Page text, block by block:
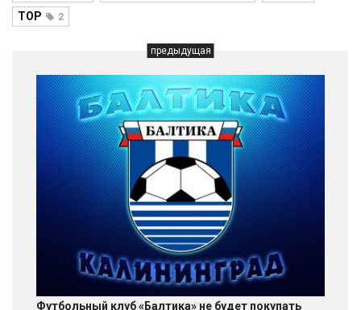
ТОР 2
предыдущая
Футбольный клуб «Балтика» не будет покупать